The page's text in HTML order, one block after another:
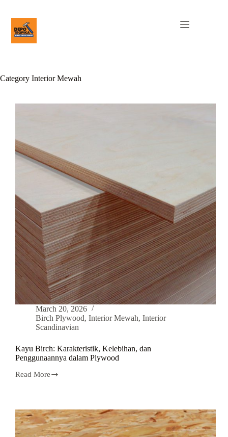
Category Interior Mewah
March 20, 2026
Birch Plywood, Interior Mewah, Interior
Scandinavian
Kayu Birch: Karakteristik, Kelebihan, dan
Penggunaannya dalam Plywood
Read More